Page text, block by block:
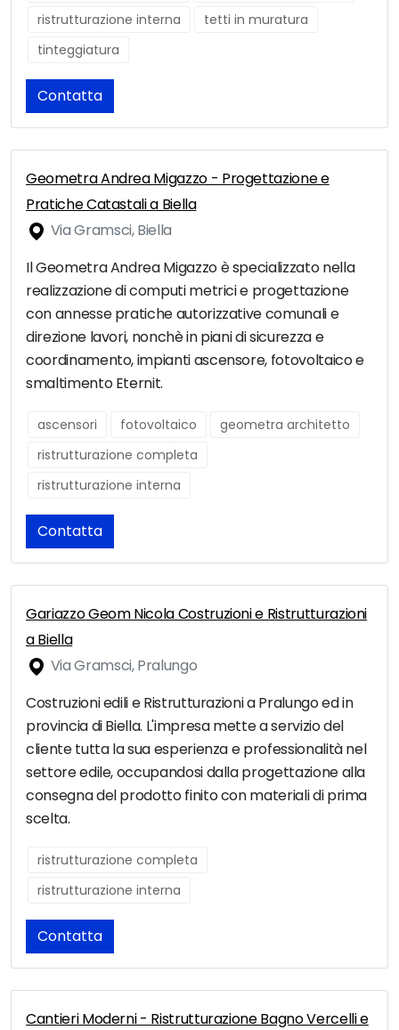
ristrutturazione interna
tetti in muratura
tinteggiatura
Contatta
Geometra Andrea Migazzo - Progettazione e
Pratiche Catastali a Biella
Via Gramsci, Biella
Il Geometra Andrea Migazzo è specializzato nella
realizzazione di computi metrici e progettazione
con annesse pratiche autorizzative comunali e
direzione lavori, nonchè in piani di sicurezza e
coordinamento, impianti ascensore, fotovoltaico e
smaltimento Eternit.
ascensori fotovoltaico
geometra architetto
ristrutturazione completa
ristrutturazione interna
Contatta
Gariazzo Geom Nicola Costruzioni e Ristrutturazioni
a Biella
Via Gramsci, Pralungo
Costruzioni edili e Ristrutturazioni a Pralungo ed in
provincia di Biella. L'impresa mette a servizio del
cliente tutta la sua esperienza e professionalità nel
settore edile, occupandosi dalla progettazione alla
consegna del prodotto finito con materiali di prima
scelta.
ristrutturazione completa
ristrutturazione interna
Contatta
Cantieri Moderni - Ristrutturazione Bagno Vercelli e